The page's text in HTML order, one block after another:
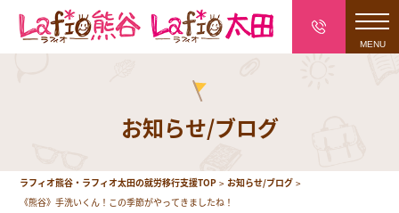
お知らせ/ブログ
ラフィオ熊谷・ラフィオ太田の就労移行支援TOP
お知らせ/ブログ
《熊谷》手洗いくん！この季節がやってきましたね！